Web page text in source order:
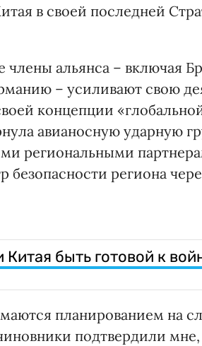
в своей последней
альянса – включая
– усиливают свою
концепции
авианосную ударную
региональными
безопасности региона
быть готовой к
планированием на
подтвердили